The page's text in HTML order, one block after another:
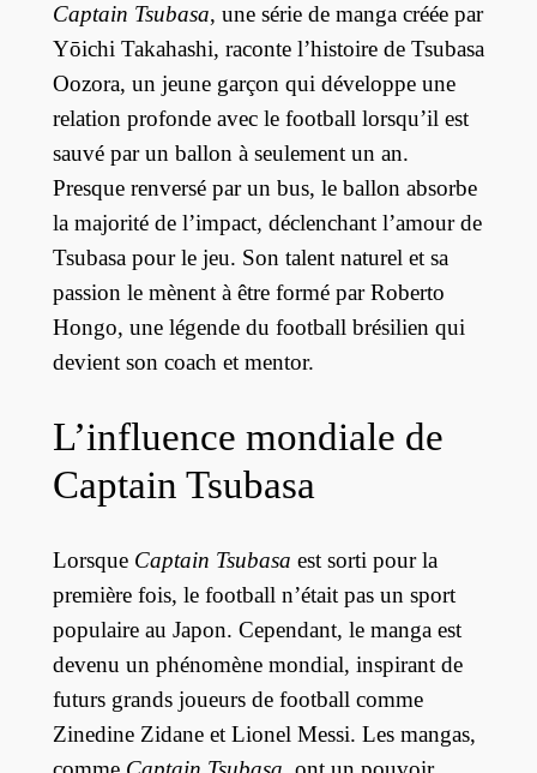
Captain Tsubasa, une série de manga créée par
Yōichi Takahashi, raconte l’histoire de Tsubasa
Oozora, un jeune garçon qui développe une
relation profonde avec le football lorsqu’il est
sauvé par un ballon à seulement un an.
Presque renversé par un bus, le ballon absorbe
la majorité de l’impact, déclenchant l’amour de
Tsubasa pour le jeu. Son talent naturel et sa
passion le mènent à être formé par Roberto
Hongo, une légende du football brésilien qui
devient son coach et mentor.
L’influence mondiale de
Captain Tsubasa
Lorsque Captain Tsubasa est sorti pour la
première fois, le football n’était pas un sport
populaire au Japon. Cependant, le manga est
devenu un phénomène mondial, inspirant de
futurs grands joueurs de football comme
Zinedine Zidane et Lionel Messi. Les mangas,